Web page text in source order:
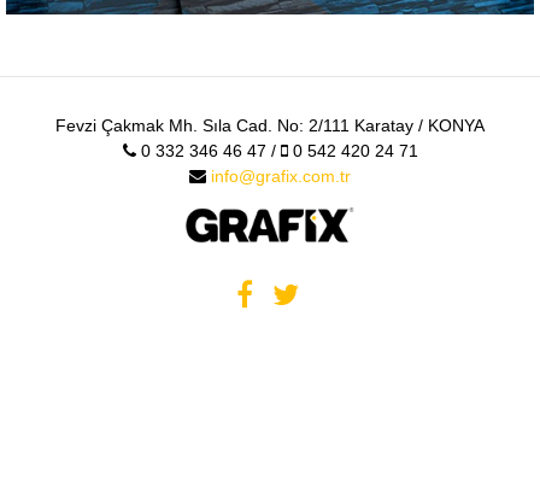
Fevzi Çakmak Mh. Sıla Cad. No: 2/111 Karatay / KONYA
0 332 346 46 47 / 0 542 420 24 71
info@grafix.com.tr